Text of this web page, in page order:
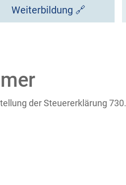
Weiterbildung 🔗
der Steuererklärung 730.